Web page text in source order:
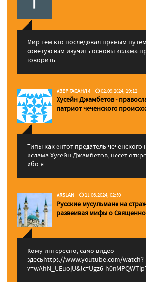
Мир тем кто последовал прямым
советую вам изучить основы ислама
говорить...
АЗЕР ГАСАНЛИ 02.09.2024, 19:12
Хусейн Джамбетов -
патриот чеченского
Типы как ентот предатель чеченского
ислама Хусейн Джамбетов, несет
ибо я...
ARSLAN 11.06.2024, 02:50
Русские мусульмане на
pазвеивая мифы о
Кому интересно, само видео
здесьhttps://www.youtube.com/watch?
v=wAhN_UEuojU&lc=Ugz6-